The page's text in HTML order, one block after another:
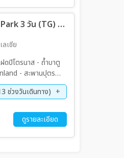
ทัวร์มาเลเซีย กัวลาลัมเปอร์ - สวนสนุก Genting SkyWorlds Theme Park 3 วัน (TG) JUN - DEC 26
ลเซีย
ดปิโตรนาส - ถ้ำบาตู
- สะพานปุตรา
ช่วงวันเดินทาง)
. 69 - 24 ต.ค. 69
ดูรายละเอียด